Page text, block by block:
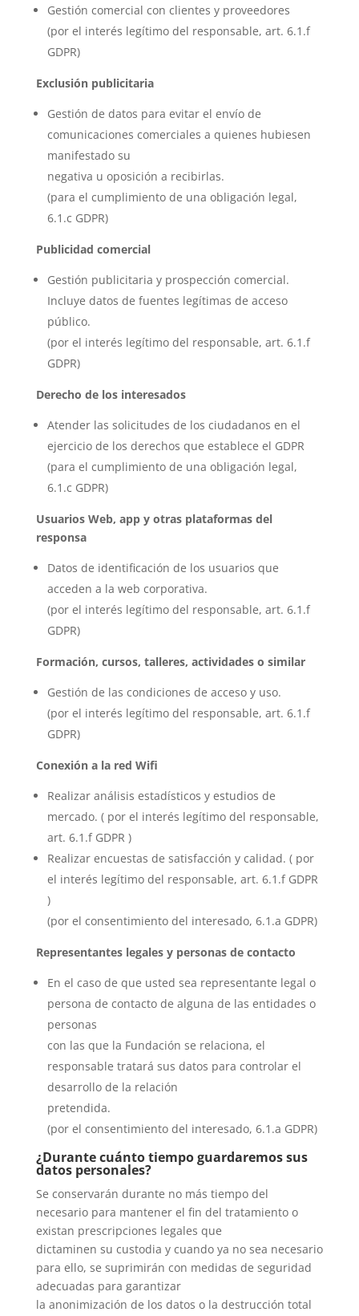
Gestión comercial con clientes y proveedores
(por el interés legítimo del responsable, art. 6.1.f
GDPR)
Exclusión publicitaria
Gestión de datos para evitar el envío de
comunicaciones comerciales a quienes hubiesen
manifestado su
negativa u oposición a recibirlas.
(para el cumplimiento de una obligación legal,
6.1.c GDPR)
Publicidad comercial
Gestión publicitaria y prospección comercial.
Incluye datos de fuentes legítimas de acceso
público.
(por el interés legítimo del responsable, art. 6.1.f
GDPR)
Derecho de los interesados
Atender las solicitudes de los ciudadanos en el
ejercicio de los derechos que establece el GDPR
(para el cumplimiento de una obligación legal,
6.1.c GDPR)
Usuarios Web, app y otras plataformas del
responsa
Datos de identificación de los usuarios que
acceden a la web corporativa.
(por el interés legítimo del responsable, art. 6.1.f
GDPR)
Formación, cursos, talleres, actividades o similar
Gestión de las condiciones de acceso y uso.
(por el interés legítimo del responsable, art. 6.1.f
GDPR)
Conexión a la red Wifi
Realizar análisis estadísticos y estudios de
mercado. ( por el interés legítimo del responsable,
art. 6.1.f GDPR )
Realizar encuestas de satisfacción y calidad. ( por
el interés legítimo del responsable, art. 6.1.f GDPR
)
(por el consentimiento del interesado, 6.1.a GDPR)
Representantes legales y personas de contacto
En el caso de que usted sea representante legal o
persona de contacto de alguna de las entidades o
personas
con las que la Fundación se relaciona, el
responsable tratará sus datos para controlar el
desarrollo de la relación
pretendida.
(por el consentimiento del interesado, 6.1.a GDPR)
¿Durante cuánto tiempo guardaremos sus
datos personales?
Se conservarán durante no más tiempo del
necesario para mantener el fin del tratamiento o
existan prescripciones legales que
dictaminen su custodia y cuando ya no sea necesario
para ello, se suprimirán con medidas de seguridad
adecuadas para garantizar
la anonimización de los datos o la destrucción total